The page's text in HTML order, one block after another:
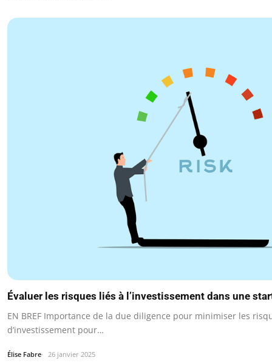
Évaluer les risques liés à l’investissement dans une
EN BREF Importance de la due diligence pour minimiser les
d’investissement pour…
Élise Fabre 26 janvier 2025